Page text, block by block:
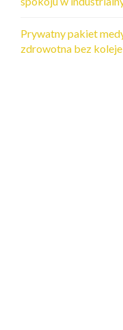
Prywatny pakiet
zdrowotna bez